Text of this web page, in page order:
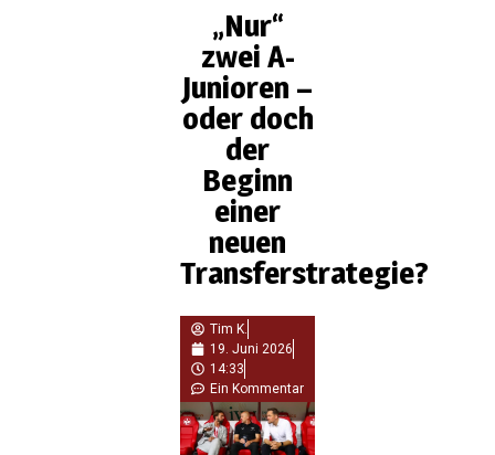
„Nur“
zwei A-
Junioren –
oder doch
der
Beginn
einer
neuen
Transferstrategie?
Tim K.
19. Juni 2026
14:33
Ein Kommentar